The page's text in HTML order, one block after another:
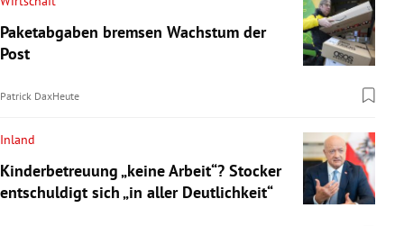
Paketabgaben bremsen Wachstum der
Post
Patrick DaxHeute
Inland
Kinderbetreuung „keine Arbeit“? Stocker
entschuldigt sich „in aller Deutlichkeit“